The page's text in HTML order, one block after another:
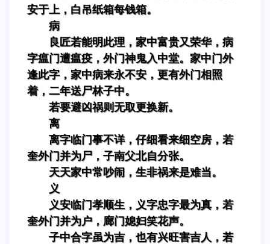
安于上，白吊纸箱每钱箱。
病
良匠若能明此理，家中富贵又荣华，病
字瘟门遭瘟疫，外门神鬼入中堂。家中门外
逢此字，家中病来永不安，更有外门相照
着，二年送尸林子中。
若要避凶祸则无取更换新。
离
离字临门事不详，仔细看来细空房，若
奎外门并为尸，子南父北自分张。
天天家中常吵闹，生非祸来是难当。
义
义安临门孝顺生，义字忠字最为真，若
奎外门并为户，廊门媳妇笑花声。
子中合字虽为吉，也有兴旺害吉人，若